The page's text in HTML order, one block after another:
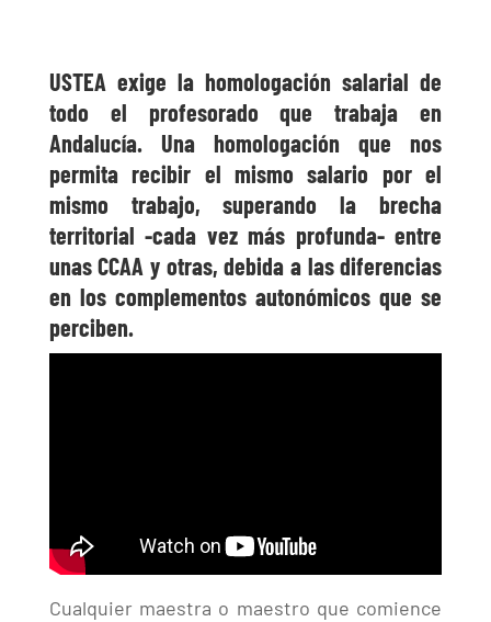
USTEA exige la homologación salarial de
todo el profesorado que trabaja en
Andalucía. Una homologación que nos
permita recibir el mismo salario por el
mismo trabajo, superando la brecha
territorial -cada vez más profunda- entre
unas CCAA y otras, debida a las diferencias
en los complementos autonómicos que se
perciben.
Cualquier maestra o maestro que comience